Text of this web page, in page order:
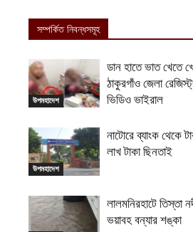
সম্পর্কিত নিবন্ধসমূহ
উপমহাদেশ
ডান হাতে ভাত খেতে
ঠাকুরগাঁও জেলা
ভিডিও ভাইরাল
উপমহাদেশ
নাটোরে ব্যাংক থেকে
লাখ টাকা ছিনতাই
লালমনিরহাটে তিস্তা
ভয়াবহ বন্যার শঙ্কা